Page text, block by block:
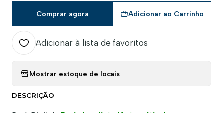
Adicionar ao Carrinho
Comprar agora
Adicionar à lista de favoritos
Mostrar estoque de locais
DESCRIÇÃO